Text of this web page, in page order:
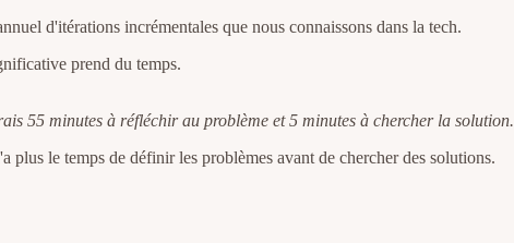
d'itérations incrémentales que nous connaissons dans la tech.
prend du temps.
55 minutes à réfléchir au problème et 5 minutes à chercher la solution.
le temps de définir les problèmes avant de chercher des solutions.